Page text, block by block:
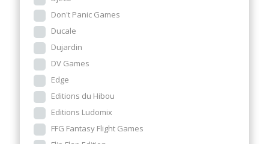
Don't Panic Games
Ducale
Dujardin
DV Games
Edge
Editions du Hibou
Editions Ludomix
FFG Fantasy Flight Games